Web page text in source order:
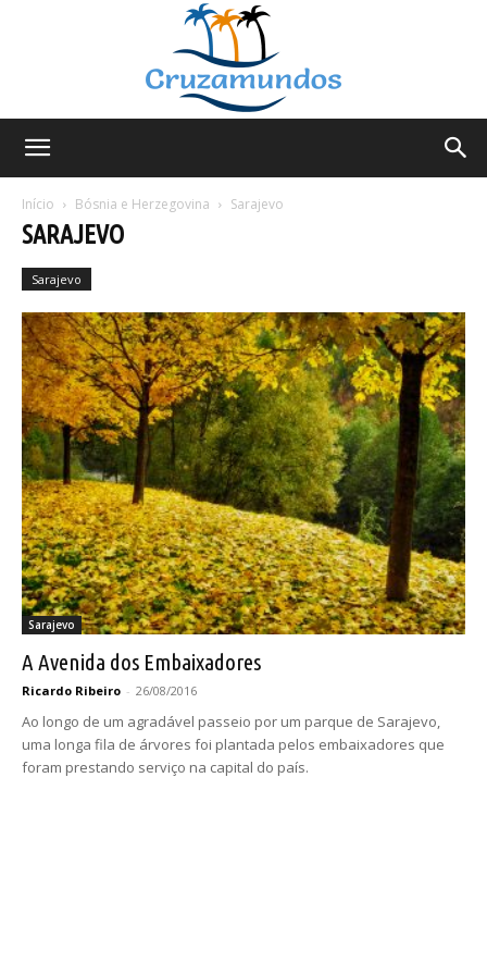
Início Bósnia e Herzegovina Sarajevo
SARAJEVO
Sarajevo
Sarajevo
A Avenida dos Embaixadores
Ricardo Ribeiro - 26/08/2016
Ao longo de um agradável passeio por um parque de Sarajevo,
uma longa fila de árvores foi plantada pelos embaixadores que
foram prestando serviço na capital do país.